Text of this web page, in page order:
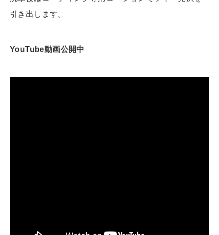
引き出します。
YouTube動画公開中